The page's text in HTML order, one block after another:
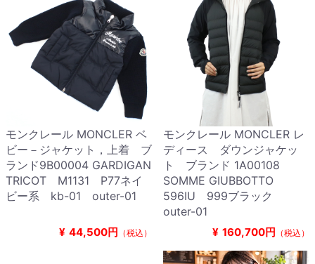
モンクレール MONCLER ベ
ビー－ジャケット，上着 ブ
ランド9B00004 GARDIGAN
TRICOT M1131 P77ネイ
ビー系 kb-01 outer-01
¥ 44,500円 （税込）
モンクレール MONCLER レ
ディース ダウンジャケッ
ト ブランド 1A00108
SOMME GIUBBOTTO
596IU 999ブラック
outer-01
¥ 160,700円 （税込）